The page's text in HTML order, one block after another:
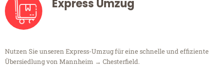
Express Umzug
Nutzen Sie unseren Express-Umzug für eine schnelle und effiziente
Übersiedlung von Mannheim → Chesterfield.